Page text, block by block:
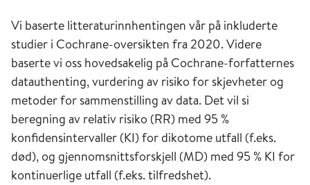
Vi baserte litteraturinnhentingen vår på inkluderte
studier i Cochrane-oversikten fra 2020. Videre
baserte vi oss hovedsakelig på Cochrane-forfatternes
datauthenting, vurdering av risiko for skjevheter og
metoder for sammenstilling av data. Det vil si
beregning av relativ risiko (RR) med 95 %
konfidensintervaller (KI) for dikotome utfall (f.eks.
død), og gjennomsnittsforskjell (MD) med 95 % KI for
kontinuerlige utfall (f.eks. tilfredshet).